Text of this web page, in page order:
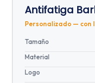
Antifatiga
Personalizado — con
Tamaño
Material
Logo